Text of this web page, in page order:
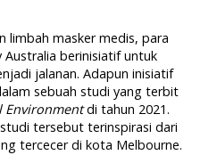
limbah masker medis, para
berinisiatif untuk
jalanan. Adapun inisiatif
sebuah studi yang terbit
Environmentdi tahun 2021.
studi tersebut terinspirasi dari
tercecer di kota Melbourne.